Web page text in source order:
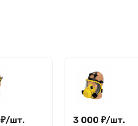
₽/шт. 3 000 ₽/шт.